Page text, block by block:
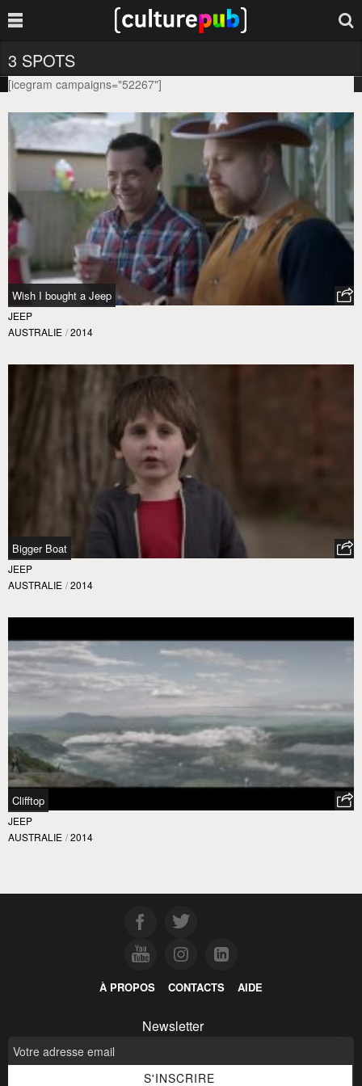
3 SPOTS
[icegram campaigns="52267"]
Wish I bought a Jeep
JEEP
AUSTRALIE / 2014
Bigger Boat
JEEP
AUSTRALIE / 2014
Clifftop
JEEP
AUSTRALIE / 2014
À PROPOS CONTACTS AIDE
Newsletter